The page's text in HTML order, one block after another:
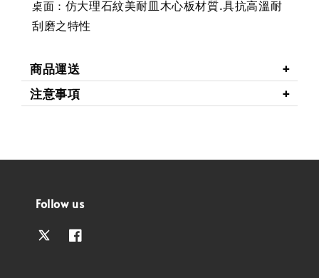
桌面： 仿大理石紋美耐皿木心板材質.具抗高溫耐
刮磨之特性
商品運送
注意事項
Follow us